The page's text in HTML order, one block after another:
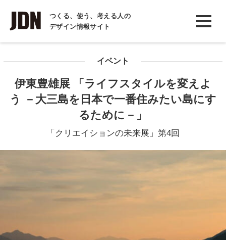
つくる、使う、考える人の
デザイン情報サイト
INTERVIEW
インタビュー
COLUMN
イベント
伊東豊雄展 「ライフスタイルを変えよ
う －大三島を日本で一番住みたい島にす
るために－」
「クリエイションの未来展」第4回